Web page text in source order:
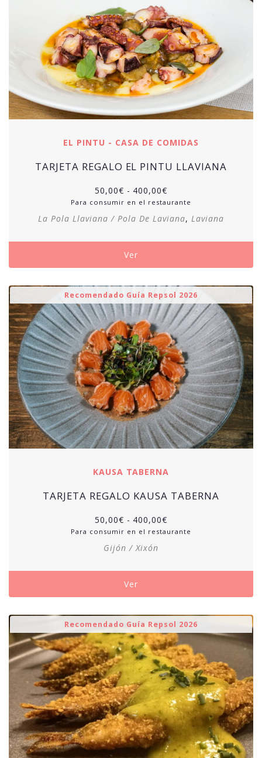
EL PINTU - CASA DE COMIDAS
TARJETA REGALO EL PINTU LLAVIANA
50,00€ - 400,00€
Para consumir en el restaurante
La Pola Llaviana / Pola De Laviana, Laviana
Ver
Recomendado Guía Repsol 2026
KAUSA TABERNA
TARJETA REGALO KAUSA TABERNA
50,00€ - 400,00€
Para consumir en el restaurante
Gijón / Xixón
Ver
Recomendado Guía Repsol 2026